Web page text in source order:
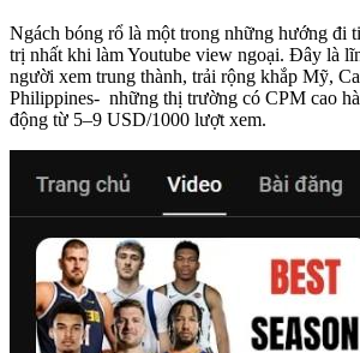
Ngách bóng rổ là một trong những hướng đi
trị nhất khi làm Youtube view ngoại. Đây là
người xem trung thành, trải rộng khắp Mỹ,
Philippines- những thị trường có CPM cao
động từ 5–9 USD/1000 lượt xem.